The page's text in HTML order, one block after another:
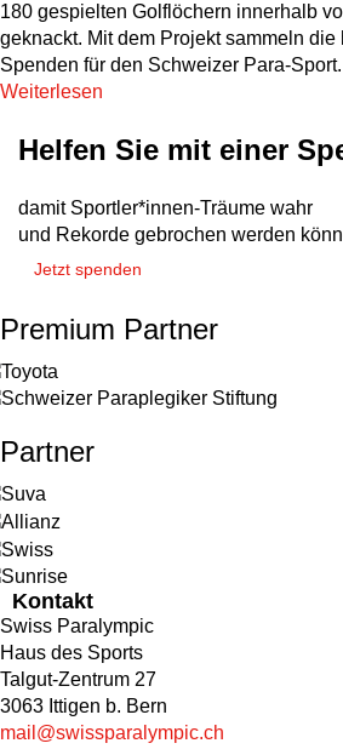
180 gespielten Golflöchern innerhalb
geknackt. Mit dem Projekt sammeln
Spenden für den Schweizer Para-Sport.
Weiterlesen
Helfen Sie mit einer
damit Sportler*innen-Träume wahr
und Rekorde gebrochen werden
Jetzt spenden
Premium Partner
Partner
Kontakt
Swiss Paralympic
Haus des Sports
Talgut-Zentrum 27
3063 Ittigen b. Bern
mail@swissparalympic.ch